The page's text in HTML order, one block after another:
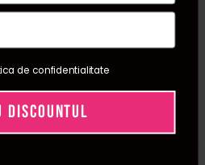
de confidentialitate
DISCOUNTUL